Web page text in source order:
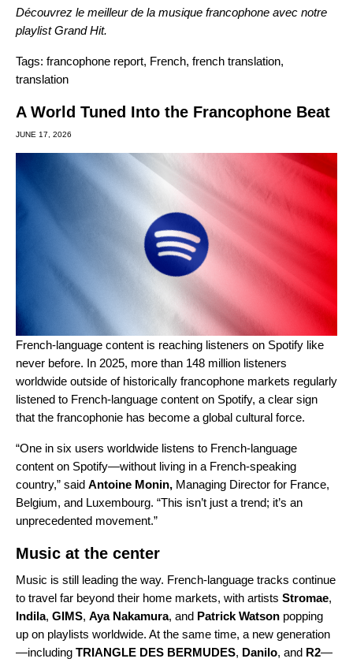
Découvrez le meilleur de la musique francophone avec notre
playlistGrand Hit.
Tags: francophone report, French, french translation,
translation
A World Tuned Into the Francophone Beat
JUNE 17, 2026
French-language content is reaching listeners on Spotify like
never before. In 2025, more than 148 million listeners
worldwide outside of historically francophone markets regularly
listened to French-language content on Spotify, a clear sign
that the francophonie has become a global cultural force.
“One in six users worldwide listens to French-language
content on Spotify—without living in a French-speaking
country,” said Antoine Monin, Managing Director for France,
Belgium, and Luxembourg. “This isn’t just a trend; it’s an
unprecedented movement.”
Music at the center
Music is still leading the way. French-language tracks continue
to travel far beyond their home markets, with artists Stromae,
Indila, GIMS, Aya Nakamura, and Patrick Watson popping
up on playlists worldwide. At the same time, a new generation
—including TRIANGLE DES BERMUDES, Danilo, and R2—